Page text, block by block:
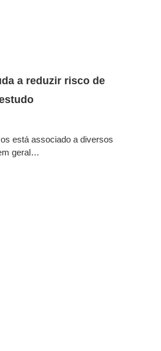
a reduzir risco de
está associado a diversos
geral…